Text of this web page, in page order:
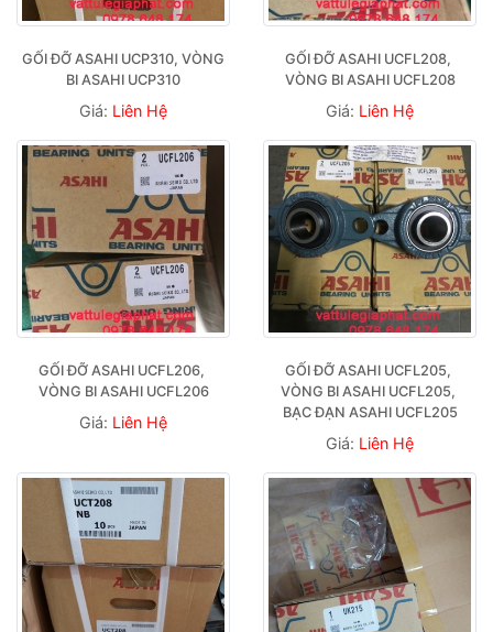
GỐI ĐỠ ASAHI UCP310, VÒNG
BI ASAHI UCP310
Giá: Liên Hệ
GỐI ĐỠ ASAHI UCFL208,
VÒNG BI ASAHI UCFL208
Giá: Liên Hệ
GỐI ĐỠ ASAHI UCFL206,
VÒNG BI ASAHI UCFL206
Giá: Liên Hệ
GỐI ĐỠ ASAHI UCFL205,
VÒNG BI ASAHI UCFL205,
BẠC ĐẠN ASAHI UCFL205
Giá: Liên Hệ